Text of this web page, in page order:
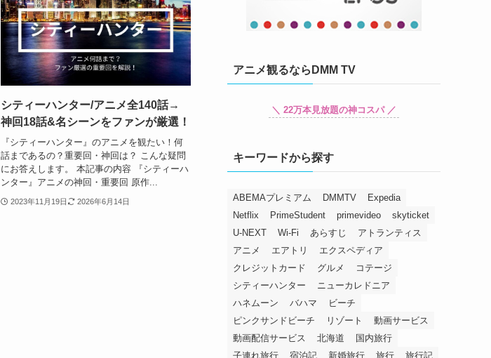
シティーハンター/アニメ全140話→
神回18話&名シーンをファンが厳選！
『シティーハンター』のアニメを観たい！何
話まであるの？重要回・神回は？ こんな疑問
にお答えします。 本記事の内容 『シティーハ
ンター』アニメの神回・重要回 原作...
2023年11月19日 2026年6月14日
アニメ観るならDMM TV
＼ 22万本見放題の神コスパ ／
キーワードから探す
ABEMAプレミアム DMMTV
Expedia
Netflix
PrimeStudent primevideo
skyticket
U-NEXT
Wi-Fi あらすじ
アトランティス
アニメ
エアトリ
エクスペディア
クレジットカード
グルメ
コテージ
シティーハンター
ニューカレドニア
ハネムーン
バハマ
ビーチ
ピンクサンドビーチ
リゾート
動画サービス
動画配信サービス
北海道
国内旅行
子連れ旅行
宿泊記 新婚旅行 旅行 旅行記